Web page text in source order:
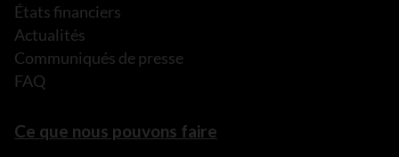
États financiers
Actualités
Communiqués de presse
FAQ
Ce que nous pouvons faire